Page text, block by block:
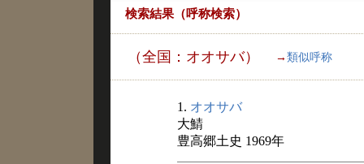
検索結果（呼称検索）
（全国：オオサバ） → 類似呼称
1. オオサバ
大鯖
豊高郷土史 1969年